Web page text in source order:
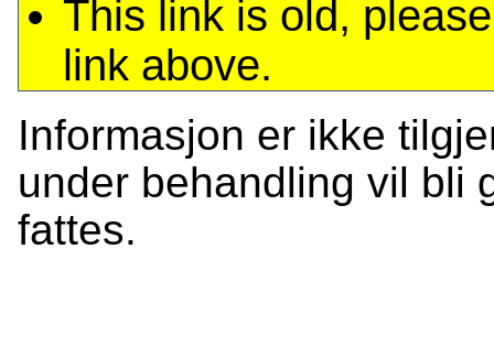
This link is old,
link above.
Informasjon er ikke
under behandling vil bli
fattes.